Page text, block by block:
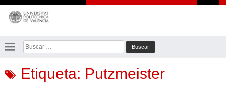
Saltar
contenido
Buscar:
Etiqueta: Putzmeister